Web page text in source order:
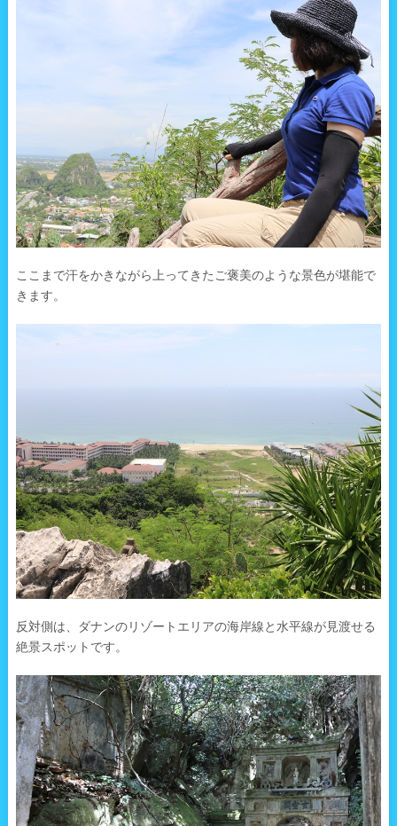
ここまで汗をかきながら上ってきたご褒美のような景色が堪能で
きます。
反対側は、ダナンのリゾートエリアの海岸線と水平線が見渡せる
絶景スポットです。